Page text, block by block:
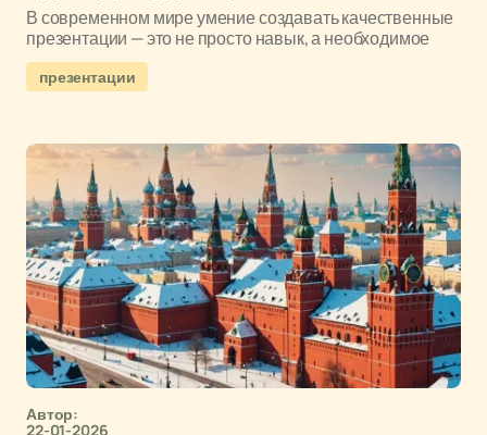
В современном мире умение создавать качественные
презентации — это не просто навык, а необходимое
презентации
Автор:
22-01-2026